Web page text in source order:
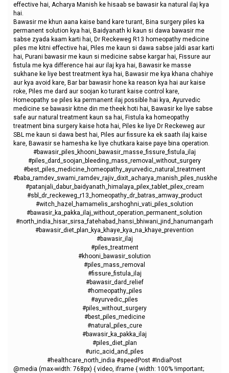
effective hai, Acharya Manish ke hisaab se bawasir ka natural ilaj kya
hai.
Bawasir me khun aana kaise band kare turant, Bina surgery piles ka
permanent solution kya hai, Baidyanath ki kaun si dawa bawasir me
sabse zyada kaam karti hai, Dr Reckeweg R13 homeopathy medicine
piles me kitni effective hai, Piles me kaun si dawa sabse jaldi asar karti
hai, Purani bawasir me kaun si medicine sabse kargar hai, Fissure aur
fistula me kya difference hai aur ilaj kya hai, Bawasir ke masse
sukhane ke liye best treatment kya hai, Bawasir me kya khana chahiye
aur kya avoid kare, Bar bar bawasir hone ka reason kya hai aur kaise
roke, Piles me dard aur soojan ko turant kaise control kare,
Homeopathy se piles ka permanent ilaj possible hai kya, Ayurvedic
medicine se bawasir kitne din me theek hoti hai, Bawasir ke liye sabse
safe aur natural treatment kaun sa hai, Fistula ka homeopathy
treatment bina surgery kaise hota hai, Piles ke liye Dr Reckeweg aur
SBL me kaun si dawa best hai, Piles aur fissure ka ek saath ilaj kaise
kare, Bawasir se hamesha ke liye chutkara kaise paye bina operation.
#bawasir_piles_khooni_bawasir_masse_fissure_fistula_ilaj
#piles_dard_soojan_bleeding_mass_removal_without_surgery
#best_piles_medicine_homeopathy_ayurvedic_natural_treatment
#baba_ramdev_swami_ramdev_rajiv_dixit_acharya_manish_piles_nuskhe
#patanjali_dabur_baidyanath_himalaya_pilex_tablet_pilex_cream
#sbl_dr_reckeweg_r13_homeopathy_dr_batras_amway_product
#witch_hazel_hamamelis_arshoghni_vati_piles_solution
#bawasir_ka_pakka_ilaj_without_operation_permanent_solution
#north_india_hisar_sirsa_fatehabad_hansi_bhiwani_jind_hanumangarh
#bawasir_diet_plan_kya_khaye_kya_na_khaye_prevention
#bawasir_ilaj
#piles_treatment
#khooni_bawasir_solution
#piles_mass_removal
#fissure_fistula_ilaj
#bawasir_dard_relief
#homeopathy_piles
#ayurvedic_piles
#piles_without_surgery
#best_piles_medicine
#natural_piles_cure
#bawasir_ka_pakka_ilaj
#piles_diet_plan
#uric_acid_and_piles
#healthcare_north_india #speedPost #IndiaPost
@media (max-width: 768px) { video, iframe { width: 100% !important;